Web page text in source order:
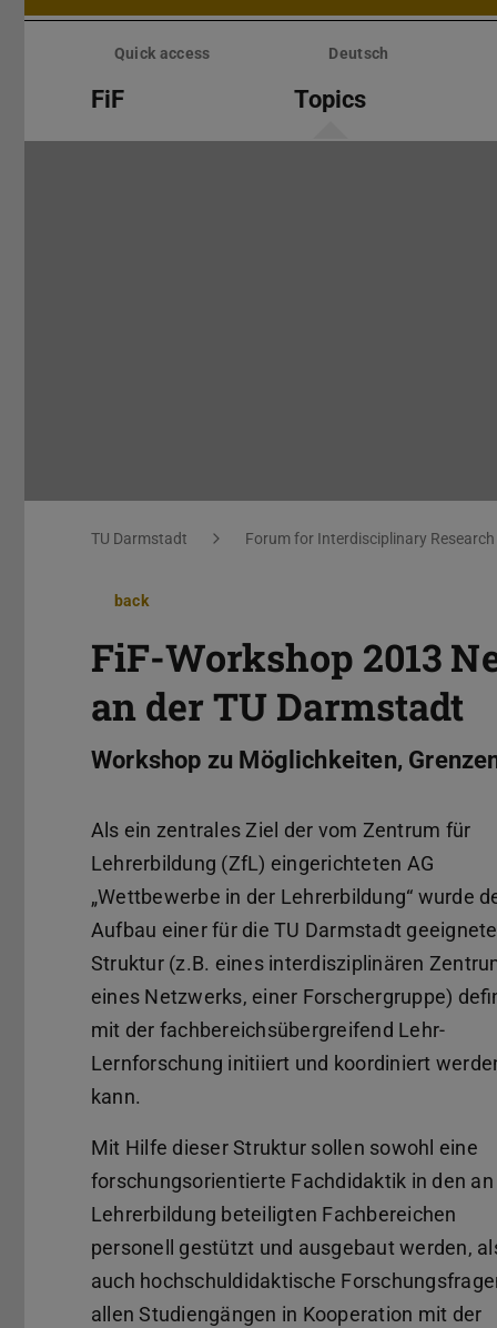
Skip
Quick access Deutsch
FiF Topics
You are here:
TU Darmstadt Forum for Interdisciplinary Research
back
FiF-Workshop 2013
an der TU Darmstadt
Workshop zu Möglichkeiten,
Als ein zentrales Ziel der vom Zentrum für
Lehrerbildung (ZfL) eingerichteten AG
„Wettbewerbe in der Lehrerbildung“ wurde
Aufbau einer für die TU Darmstadt
Struktur (z.B. eines interdisziplinären
eines Netzwerks, einer Forschergruppe)
mit der fachbereichsübergreifend Lehr-
Lernforschung initiiert und koordiniert
kann.
Mit Hilfe dieser Struktur sollen sowohl eine
forschungsorientierte Fachdidaktik in den
Lehrerbildung beteiligten Fachbereichen
personell gestützt und ausgebaut werden,
auch hochschuldidaktische
allen Studiengängen in Kooperation mit der